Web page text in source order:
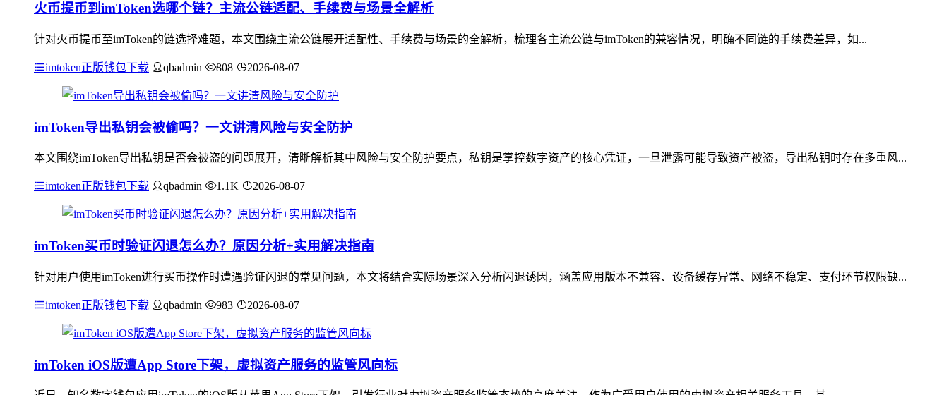
火币提币到imToken选哪个链？主流公链适配、手续费与场景全解析
针对火币提币至imToken的链选择难题，本文围绕主流公链展开适配性、手续费与场景的全解析，梳理各主流公链与imToken的兼容情况，明确不同链的手续费差异，如...
imtoken正版钱包下载 qbadmin 808 2026-08-07
imToken导出私钥会被偷吗？一文讲清风险与安全防护
本文围绕imToken导出私钥是否会被盗的问题展开，清晰解析其中风险与安全防护要点，私钥是掌控数字资产的核心凭证，一旦泄露可能导致资产被盗，导出私钥时存在多重风...
imtoken正版钱包下载 qbadmin 1.1K 2026-08-07
imToken买币时验证闪退怎么办？原因分析+实用解决指南
针对用户使用imToken进行买币操作时遭遇验证闪退的常见问题，本文将结合实际场景深入分析闪退诱因，涵盖应用版本不兼容、设备缓存异常、网络不稳定、支付环节权限缺...
imtoken正版钱包下载 qbadmin 983 2026-08-07
imToken iOS版遭App Store下架，虚拟资产服务的监管风向标